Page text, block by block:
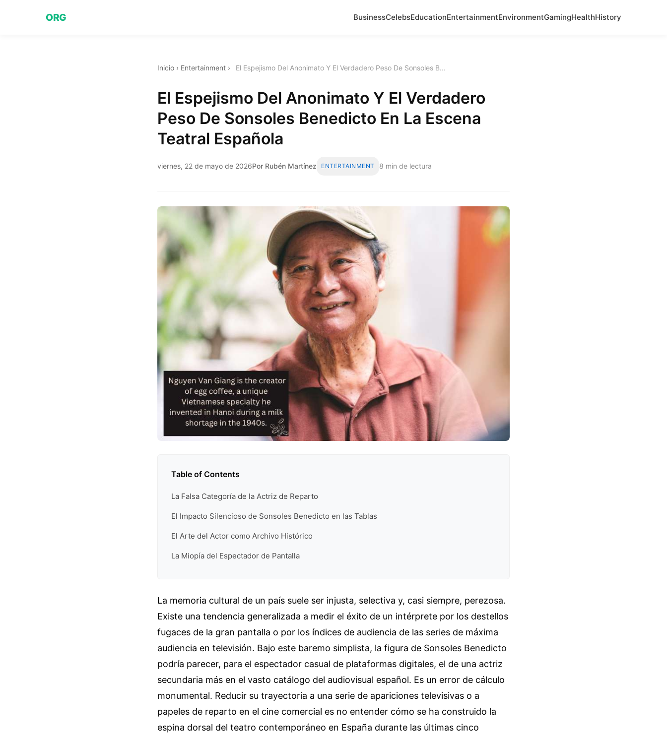
ORG BusinessCelebsEducationEntertainmentEnvironmentGamingHealthHistory
Inicio › Entertainment › El Espejismo Del Anonimato Y El Verdadero Peso De Sonsoles B...
El Espejismo Del Anonimato Y El Verdadero
Peso De Sonsoles Benedicto En La Escena
Teatral Española
viernes, 22 de mayo de 2026Por Rubén Martínez ENTERTAINMENT 8 min de lectura
Table of Contents
La Falsa Categoría de la Actriz de Reparto
El Impacto Silencioso de Sonsoles Benedicto en las Tablas
El Arte del Actor como Archivo Histórico
La Miopía del Espectador de Pantalla
La memoria cultural de un país suele ser injusta, selectiva y, casi siempre, perezosa.
Existe una tendencia generalizada a medir el éxito de un intérprete por los destellos
fugaces de la gran pantalla o por los índices de audiencia de las series de máxima
audiencia en televisión. Bajo este baremo simplista, la figura de Sonsoles Benedicto
podría parecer, para el espectador casual de plataformas digitales, el de una actriz
secundaria más en el vasto catálogo del audiovisual español. Es un error de cálculo
monumental. Reducir su trayectoria a una serie de apariciones televisivas o a
papeles de reparto en el cine comercial es no entender cómo se ha construido la
espina dorsal del teatro contemporáneo en España durante las últimas cinco